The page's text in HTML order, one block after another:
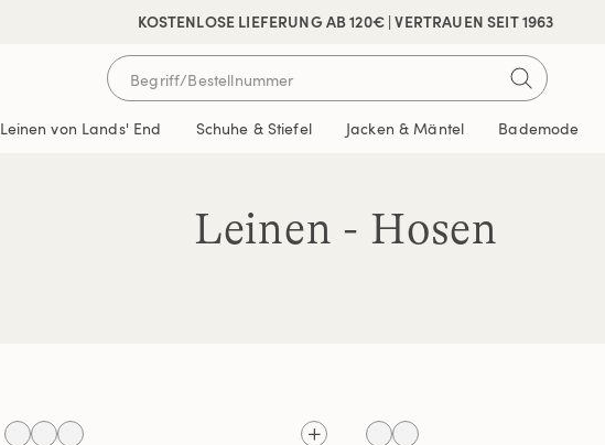
KOSTENLOSE LIEFERUNG AB 120€ | VERTRAUEN SEIT 1963
🔒 SICHER BEZAHLEN
Leinen von Lands' End Schuhe & Stiefel Jacken & Mäntel Bademode
Leinen - Hosen